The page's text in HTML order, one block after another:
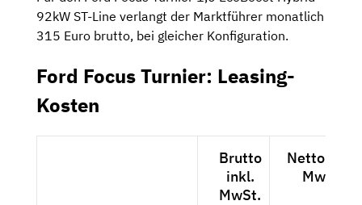
92kW ST-Line verlangt der Marktführer monatlich
315 Euro brutto, bei gleicher Konfiguration.
Ford Focus Turnier: Leasing-
Kosten
Brutto
inkl.
MwSt.
Netto exkl.
MwSt.